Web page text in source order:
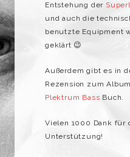
Entstehung der
und auch die
benutzte Equipment
geklärt 😉
Außerdem gibt es in
Rezension zum
Plektrum Bass Buch.
Vielen 1000 Dank für
Unterstützung!